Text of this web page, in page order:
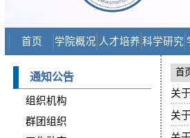
首页 学院概况 人才培养 科学研究
通知公告
组织机构
群团组织
首
关
关